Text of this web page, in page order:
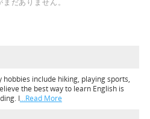
だありません。
hobbies include hiking, playing sports,
the best way to learn English is
I…Read More